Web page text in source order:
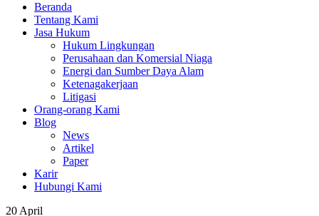
Beranda
Tentang Kami
Jasa Hukum
Hukum Lingkungan
Perusahaan dan Komersial Niaga
Energi dan Sumber Daya Alam
Ketenagakerjaan
Litigasi
Orang-orang Kami
Blog
News
Artikel
Paper
Karir
Hubungi Kami
20 April